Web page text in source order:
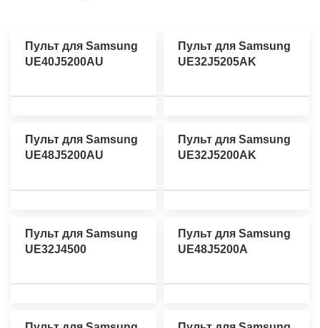
Пульт для Samsung
UE40J5200AU
Пульт для Samsung
UE32J5205AK
Пульт для Samsung
UE48J5200AU
Пульт для Samsung
UE32J5200AK
Пульт для Samsung
UE32J4500
Пульт для Samsung
UE48J5200A